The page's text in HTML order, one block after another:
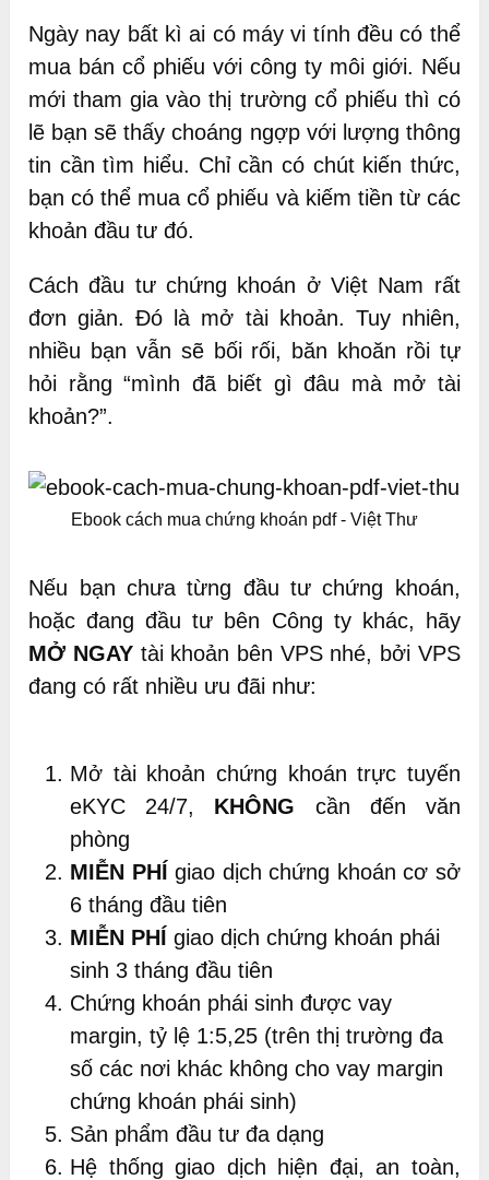
Ngày nay bất kì ai có máy vi tính đều có thể
mua bán cổ phiếu với công ty môi giới. Nếu
mới tham gia vào thị trường cổ phiếu thì có
lẽ bạn sẽ thấy choáng ngợp với lượng thông
tin cần tìm hiểu. Chỉ cần có chút kiến thức,
bạn có thể mua cổ phiếu và kiếm tiền từ các
khoản đầu tư đó.
Cách đầu tư chứng khoán ở Việt Nam rất
đơn giản. Đó là mở tài khoản. Tuy nhiên,
nhiều bạn vẫn sẽ bối rối, băn khoăn rồi tự
hỏi rằng “mình đã biết gì đâu mà mở tài
khoản?”.
Ebook cách mua chứng khoán pdf - Việt Thư
Nếu bạn chưa từng đầu tư chứng khoán,
hoặc đang đầu tư bên Công ty khác, hãy
MỞ NGAYtài khoản bên VPS nhé, bởi VPS
đang có rất nhiều ưu đãi như:
Mở tài khoản chứng khoán trực tuyến
eKYC 24/7, KHÔNG cần đến văn
phòng
MIỄN PHÍ giao dịch chứng khoán cơ sở
6 tháng đầu tiên
MIỄN PHÍ giao dịch chứng khoán phái
sinh 3 tháng đầu tiên
Chứng khoán phái sinh được vay
margin, tỷ lệ 1:5,25 (trên thị trường đa
số các nơi khác không cho vay margin
chứng khoán phái sinh)
Sản phẩm đầu tư đa dạng
Hệ thống giao dịch hiện đại, an toàn,